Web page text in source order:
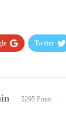
Twitter
5295 Posts